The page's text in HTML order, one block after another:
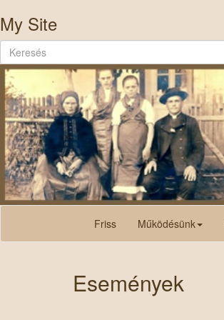
My Site
Friss Működésünk
Események